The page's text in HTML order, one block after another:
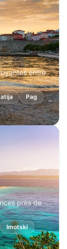
entre
Pag
près de
Imotski